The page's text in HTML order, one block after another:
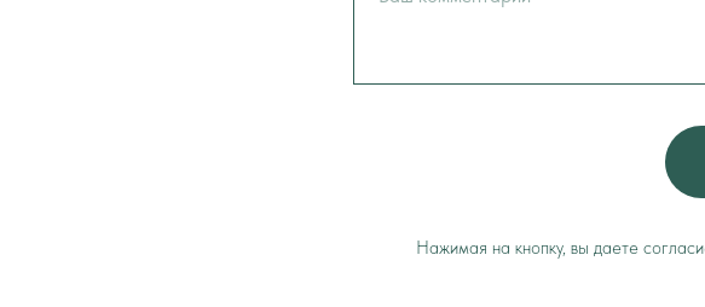
Нажимая на кнопку, вы даете